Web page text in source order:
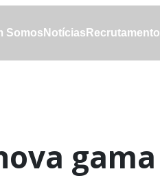
Somos Notícias Recrutamento
gama